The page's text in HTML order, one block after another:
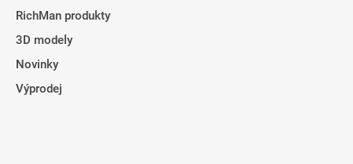
RichMan produkty
3D modely
Novinky
Výprodej